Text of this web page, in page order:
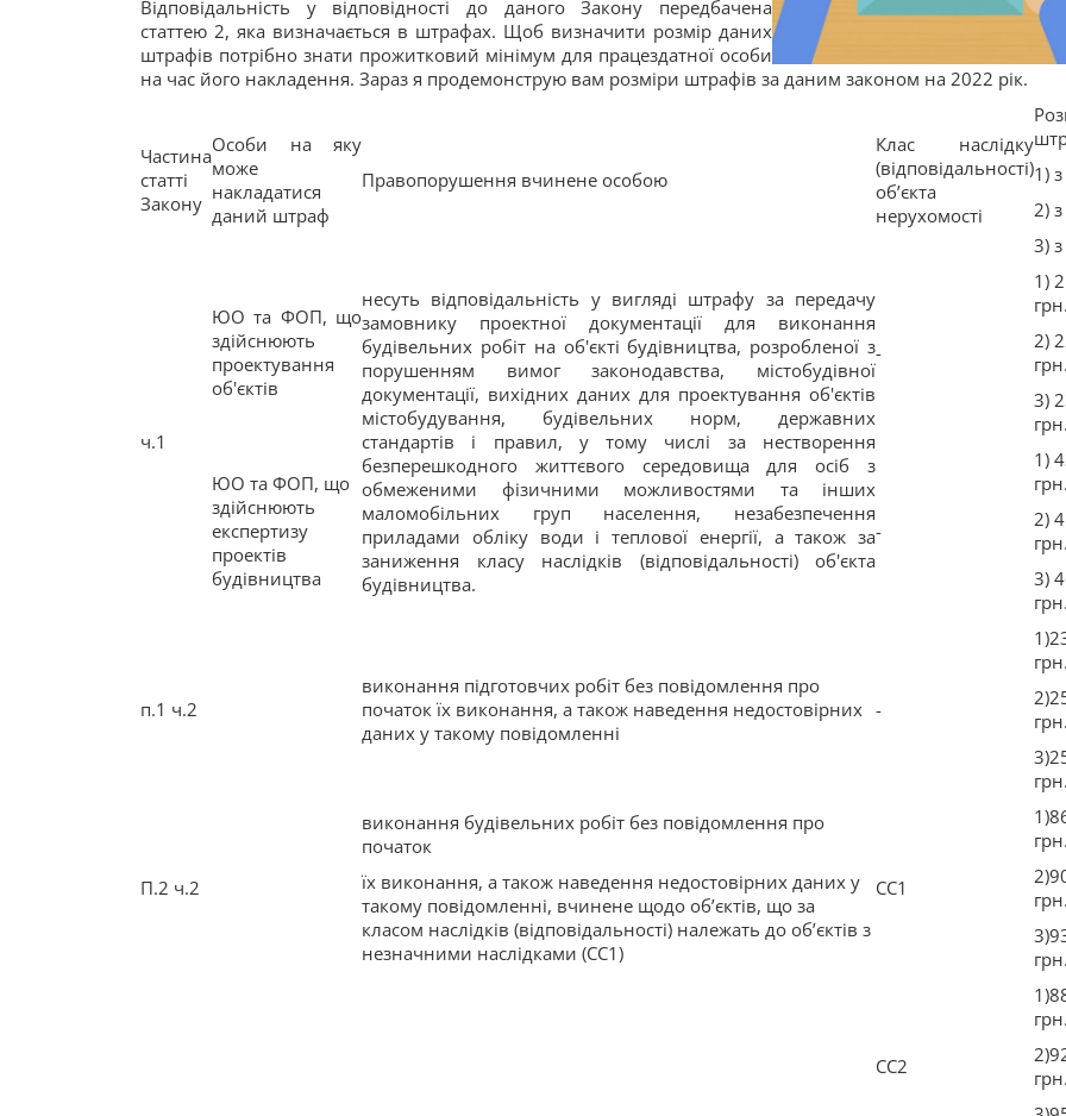
Відповідальність у відповідності до даного Закону передбачена
статтею 2, яка визначається в штрафах. Щоб визначити розмір даних
штрафів потрібно знати прожитковий мінімум для працездатної особи
на час його накладення. Зараз я продемонструю вам розміри штрафів за даним законом на 2022 рік.
Частина
статті
Закону
Особи на яку
може
накладатися
даний штраф
Правопорушення вчинене особою
Клас наслідку
(відповідальності)
об’єкта
нерухомості
1) з
2) з
3) з
ч.1
ЮО та ФОП, що
здійснюють
проектування
об'єктів
несуть відповідальність у вигляді штрафу за передачу
замовнику проектної документації для виконання
будівельних робіт на об'єкті будівництва, розробленої з
порушенням вимог законодавства, містобудівної
документації, вихідних даних для проектування об'єктів
містобудування, будівельних норм, державних
стандартів і правил, у тому числі за нестворення
безперешкодного життєвого середовища для осіб з
обмеженими фізичними можливостями та інших
маломобільних груп населення, незабезпечення
приладами обліку води і теплової енергії, а також за
заниження класу наслідків (відповідальності) об'єкта
будівництва.
-
1)
грн.
2)
грн.
3)
грн.
ЮО та ФОП, що
здійснюють
експертизу
проектів
будівництва
-
1)
грн.
2)
грн.
3)
грн.
п.1 ч.2
виконання підготовчих робіт без повідомлення про
початок їх виконання, а також наведення недостовірних
даних у такому повідомленні
-
грн.
грн.
грн.
П.2 ч.2
виконання будівельних робіт без повідомлення про
початок
їх виконання, а також наведення недостовірних даних у
такому повідомленні, вчинене щодо об’єктів, що за
класом наслідків (відповідальності) належать до об’єктів з
незначними наслідками (СС1)
СС1
грн.
грн.
грн.
СС2
грн.
грн.